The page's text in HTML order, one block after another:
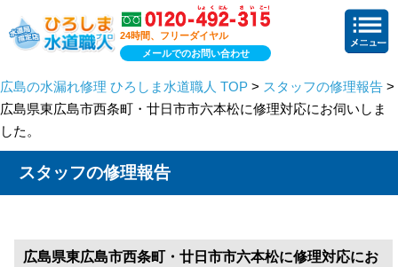
24時間、フリーダイヤル
メールでのお問い合わせ
広島の水漏れ修理 ひろしま水道職人 TOP > スタッフの修理報告 >
広島県東広島市西条町・廿日市市六本松に修理対応にお伺いしま
した。
スタッフの修理報告
広島県東広島市西条町・廿日市市六本松に修理対応にお